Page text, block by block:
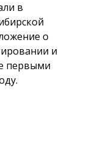
в
о
и
первыми